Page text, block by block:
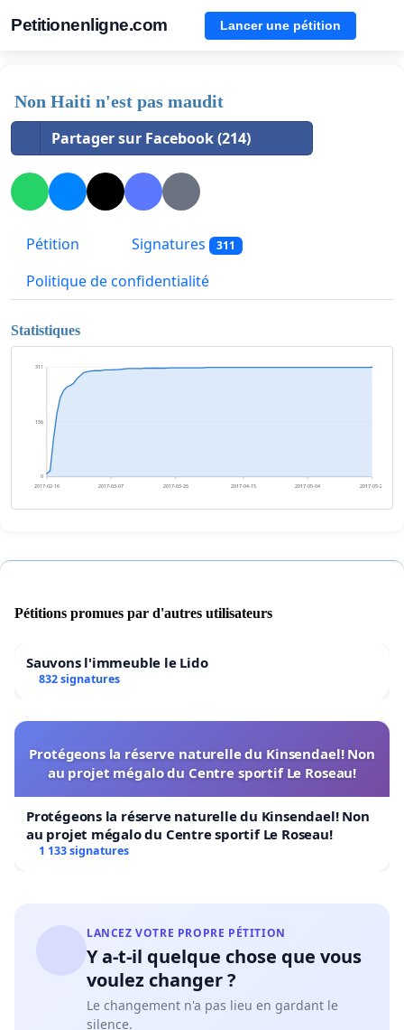
Petitionenligne.com Lancer une pétition
Non Haiti n'est pas maudit
Partager sur Facebook (214)
Pétition Signatures 311
Politique de confidentialité
Statistiques
0
156
311
2017-02-16 2017-03-07 2017-03-26 2017-04-15 2017-05-04 2017-05-23
Pétitions promues par d'autres utilisateurs
Sauvons l'immeuble le Lido
832 signatures
Protégeons la réserve naturelle du Kinsendael! Non
au projet mégalo du Centre sportif Le Roseau!
Protégeons la réserve naturelle du Kinsendael! Non
au projet mégalo du Centre sportif Le Roseau!
1 133 signatures
LANCEZ VOTRE PROPRE PÉTITION
Y a-t-il quelque chose que vous
voulez changer ?
Le changement n'a pas lieu en gardant le
silence.